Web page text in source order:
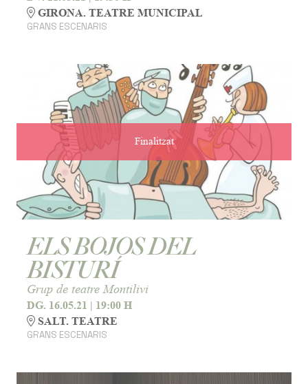
GIRONA. TEATRE MUNICIPAL
GRANS ESCENARIS
Finalitzat
ELS BOJOS DEL
BISTURÍ
Grup de teatre Montilivi
DG. 16.05.21 | 19:00 H
SALT. TEATRE
GRANS ESCENARIS